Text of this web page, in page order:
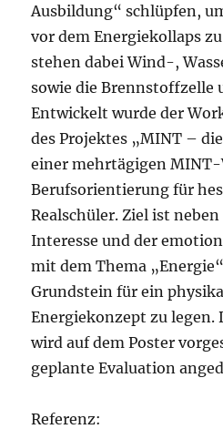
Ausbildung“ schlüpfen,
vor dem Energiekollaps
stehen dabei Wind-,
sowie die Brennstoffzelle
Entwickelt wurde der
des Projektes „MINT –
einer mehrtägigen
Berufsorientierung für
Realschüler. Ziel ist
Interesse und der
mit dem Thema
Grundstein für ein
Energiekonzept zu legen.
wird auf dem Poster
geplante Evaluation
Referenz: